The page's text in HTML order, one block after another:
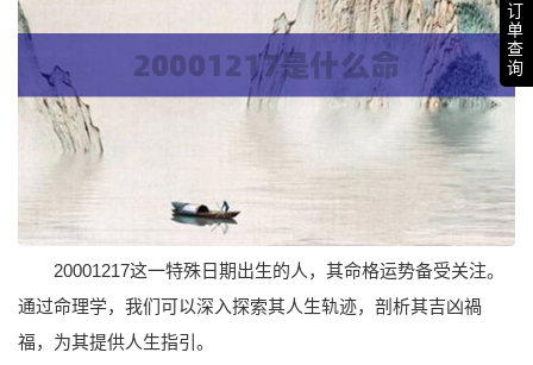
订
单
查
询
20001217这一特殊日期出生的人，其命格运势备受关注。
通过命理学，我们可以深入探索其人生轨迹，剖析其吉凶禍
福，为其提供人生指引。